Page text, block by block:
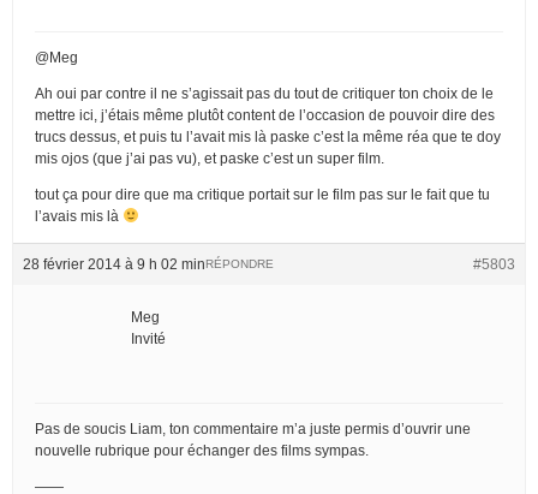
@Meg
Ah oui par contre il ne s’agissait pas du tout de critiquer ton choix de le
mettre ici, j’étais même plutôt content de l’occasion de pouvoir dire des
trucs dessus, et puis tu l’avait mis là paske c’est la même réa que te doy
mis ojos (que j’ai pas vu), et paske c’est un super film.
tout ça pour dire que ma critique portait sur le film pas sur le fait que tu
l’avais mis là
28 février 2014 à 9 h 02 min #5803
RÉPONDRE
Meg
Invité
Pas de soucis Liam, ton commentaire m’a juste permis d’ouvrir une
nouvelle rubrique pour échanger des films sympas.
——